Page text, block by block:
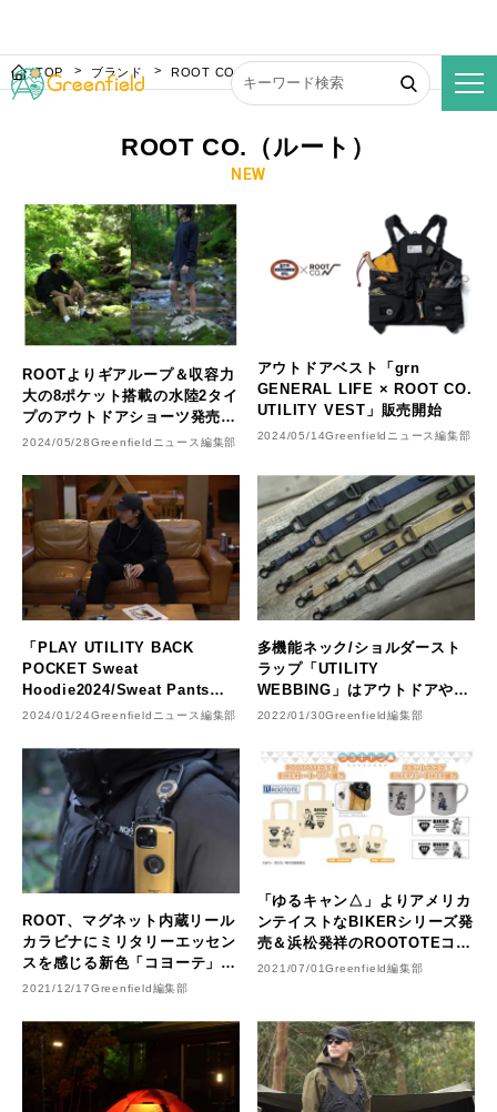
TOP ブランド ROOT CO.（ルート）
ROOT CO.（ルート）
NEW
ROOTよりギアループ＆収容力
大の8ポケット搭載の水陸2タイ
プのアウトドアショーツ発売開
始
2024/05/28Greenfieldニュース編集部
アウトドアベスト「grn
GENERAL LIFE × ROOT CO.
UTILITY VEST」販売開始
2024/05/14Greenfieldニュース編集部
「PLAY UTILITY BACK
POCKET Sweat
Hoodie2024/Sweat Pants
2024」が販売開始
2024/01/24Greenfieldニュース編集部
多機能ネック/ショルダースト
ラップ「UTILITY
WEBBING」はアウトドアやキ
ャンプでミニマルスタイルを叶
2022/01/30Greenfield編集部
ROOT、マグネット内蔵リール
カラビナにミリタリーエッセン
スを感じる新色「コヨーテ」登
場
2021/12/17Greenfield編集部
​「ゆるキャン△」よりアメリカ
ンテイストなBIKERシリーズ発
売＆浜松発祥のROOTOTEコラ
ボと燕三条製ステンレスマグを
2021/07/01Greenfield編集部